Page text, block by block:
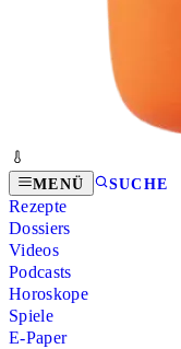
MENÜ SUCHE
Rezepte
Dossiers
Videos
Podcasts
Horoskope
Spiele
E-Paper